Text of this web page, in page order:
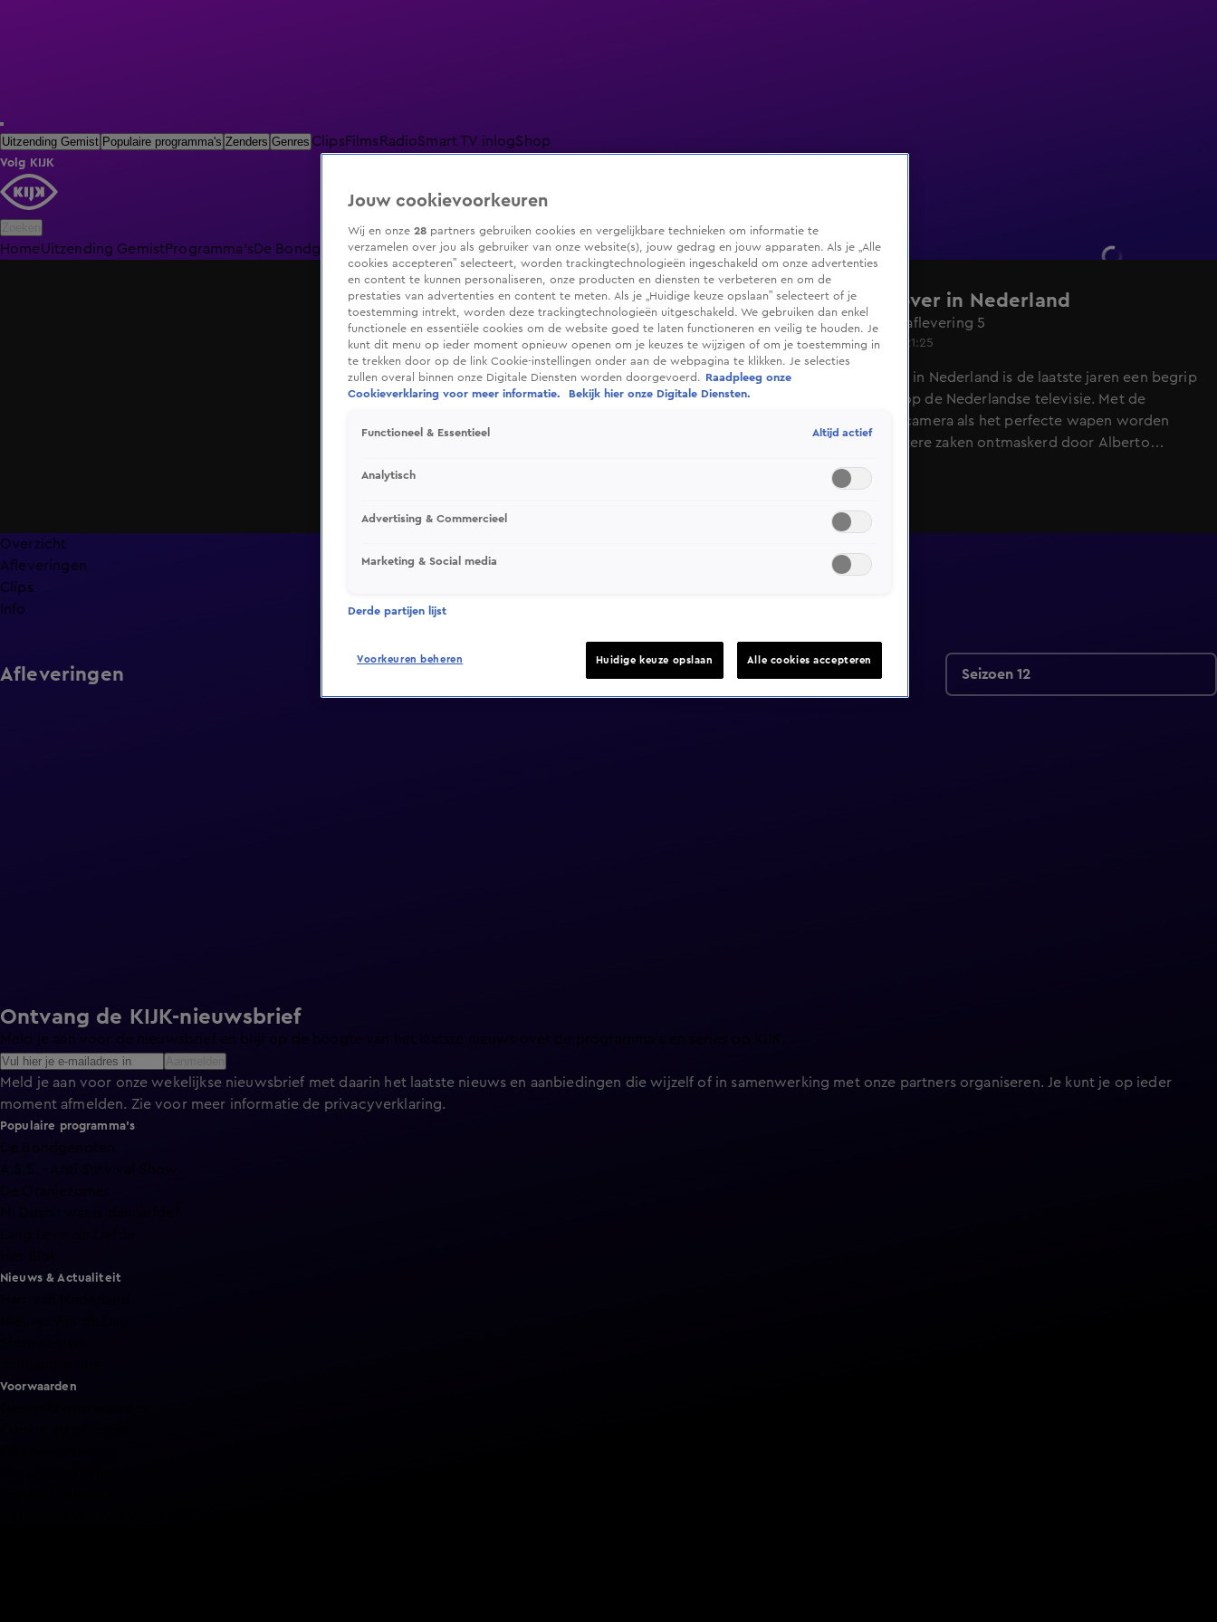
Uitzending Gemist Populaire programma's Zenders Genres ClipsFilms RadioSmart TV inlogShop
Volg KIJK
HomeUitzending GemistProgramma's De BondgenotenDe OranjezomerLivestreamsShop
Undercover in Nederland
Seizoen 12, aflevering 5
15 mrt 2015, 21:25
Undercover in Nederland is de laatste jaren een begrip
geworden op de Nederlandse televisie. Met de
verborgen camera als het perfecte wapen worden
allerlei duistere zaken ontmaskerd door Alberto
Stegeman en zijn team. Vele strafbare feiten die overal
en dagelijks onopgemerkt plaatsvinden, zijn door
Undercover in Nederland blootgelegd. Dit seizoen
haalt Alberto wederom zaken boven water die de
verbazing te boven gaan.
Overzicht
Afleveringen
Clips
Info
Afleveringen Seizoen 12
Ontvang de KIJK-nieuwsbrief
Meld je aan voor de nieuwsbrief en blijf op de hoogte van het laatste nieuws over de programma’s en series op KIJK.
Meld je aan voor onze wekelijkse nieuwsbrief met daarin het laatste nieuws en aanbiedingen die wijzelf of in samenwerking met onze partners organiseren. Je kunt je op ieder
moment afmelden. Zie voor meer informatie de privacyverklaring.
Populaire programma's
Nieuws & Actualiteit
Voorwaarden
Jouw cookievoorkeuren
Wij en onze 28 partners gebruiken cookies en vergelijkbare technieken om informatie te
verzamelen over jou als gebruiker van onze website(s), jouw gedrag en jouw apparaten. Als je „Alle
cookies accepteren” selecteert, worden trackingtechnologieën ingeschakeld om onze advertenties
en content te kunnen personaliseren, onze producten en diensten te verbeteren en om de
prestaties van advertenties en content te meten. Als je „Huidige keuze opslaan” selecteert of je
toestemming intrekt, worden deze trackingtechnologieën uitgeschakeld. We gebruiken dan enkel
functionele en essentiële cookies om de website goed te laten functioneren en veilig te houden. Je
kunt dit menu op ieder moment opnieuw openen om je keuzes te wijzigen of om je toestemming in
te trekken door op de link Cookie-instellingen onder aan de webpagina te klikken. Je selecties
zullen overal binnen onze Digitale Diensten worden doorgevoerd.
Raadpleeg onze
Cookieverklaring voor meer informatie.
Bekijk hier onze Digitale Diensten.
Functioneel & Essentieel Altijd actief
Analytisch
Advertising & Commercieel
Marketing & Social media
Derde partijen lijst
Voorkeuren beheren Huidige keuze opslaan Alle cookies accepteren